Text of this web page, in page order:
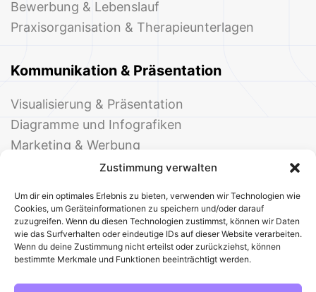
Zustimmung verwalten
Um dir ein optimales Erlebnis zu bieten, verwenden wir Technologien wie
Cookies, um Geräteinformationen zu speichern und/oder darauf
zuzugreifen. Wenn du diesen Technologien zustimmst, können wir Daten
wie das Surfverhalten oder eindeutige IDs auf dieser Website verarbeiten.
Wenn du deine Zustimmung nicht erteilst oder zurückziehst, können
bestimmte Merkmale und Funktionen beeinträchtigt werden.
Bewerbung & Lebenslauf
Praxisorganisation & Therapieunterlagen
Kommunikation & Präsentation
Visualisierung & Präsentation
Diagramme und Infografiken
Marketing & Werbung
Events & Einladungen
© 2025 Deine Welt der Office-Vorlagen
Alle VorlagenÜber unsKontakt